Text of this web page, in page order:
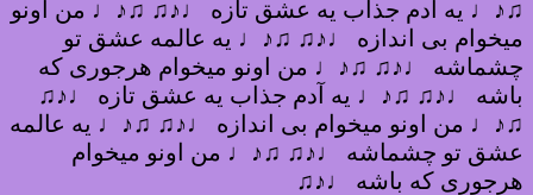
♫♪♩ یه آدم جذاب یه عشق تازه ♩♪♫ ♫♪♩ من اونو
میخوام بی اندازه ♩♪♫ ♫♪♩ یه عالمه عشق تو
چشماشه ♩♪♫ ♫♪♩ من اونو میخوام هرجوری که
باشه ♩♪♫ ♫♪♩ یه آدم جذاب یه عشق تازه ♩♪♫
♫♪♩ من اونو میخوام بی اندازه ♩♪♫ ♫♪♩ یه عالمه
عشق تو چشماشه ♩♪♫ ♫♪♩ من اونو میخوام
هرجوری که باشه ♩♪♫